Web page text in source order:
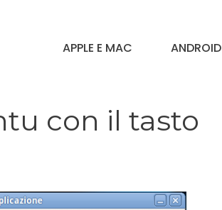
APPLE E MAC ANDROID
con il tasto